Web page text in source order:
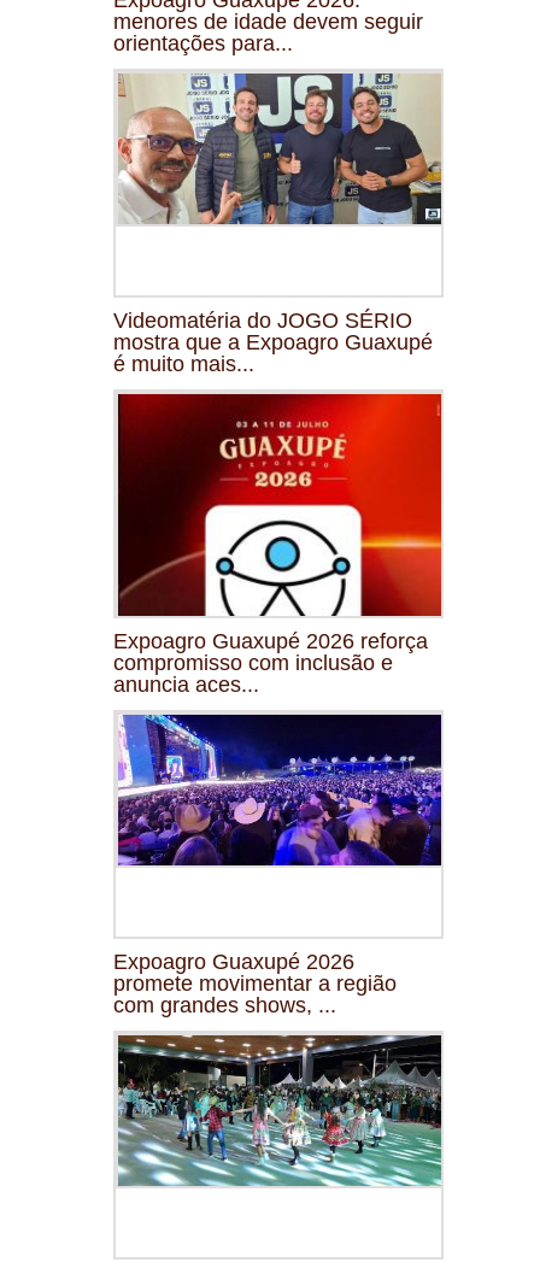
menores de idade devem seguir
orientações para...
Videomatéria do JOGO SÉRIO
mostra que a Expoagro Guaxupé
é muito mais...
Expoagro Guaxupé 2026 reforça
compromisso com inclusão e
anuncia aces...
Expoagro Guaxupé 2026
promete movimentar a região
com grandes shows, ...